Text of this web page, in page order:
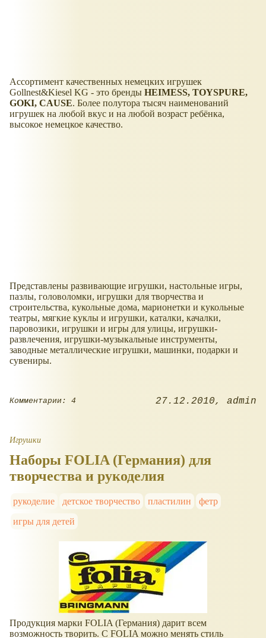
Ассортимент качественных немецких игрушек
Gollnest&Kiesel KG - это бренды HEIMESS, TOYSPURE,
GOKI, CAUSE. Более полутора тысяч наименований
игрушек на любой вкус и на любой возраст ребёнка,
высокое немецкое качество.
Представлены развивающие игрушки, настольные игры,
пазлы, головоломки, игрушки для творчества и
строительства, кукольные дома, марионетки и кукольные
театры, мягкие куклы и игрушки, каталки, качалки,
паровозики, игрушки и игры для улицы, игрушки-
развлечения, игрушки-музыкальные инструменты,
заводные металлические игрушки, машинки, подарки и
сувениры.
Комментарии: 4 27.12.2010 admin
Игрушки
Наборы FOLIA (Германия) для
творчества и рукоделия
рукоделие детское творчество пластилин
фетр
игры для детей
Продукция марки FOLIA (Германия) дарит всем
возможность творить. С FOLIA можно менять стиль